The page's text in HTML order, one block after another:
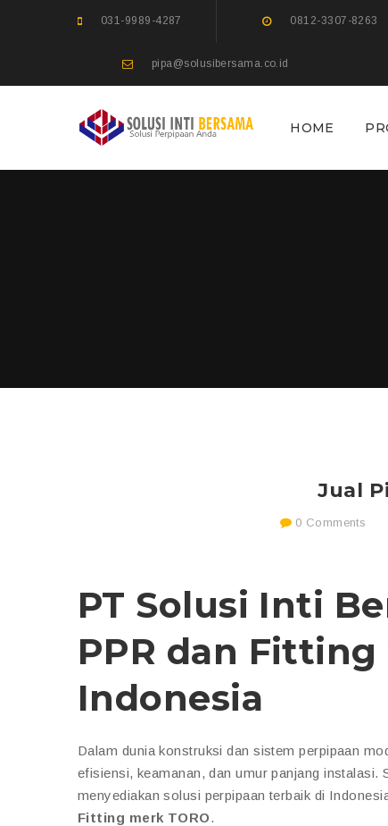
031-9989-4287 0812-3307-8263
pipa@solusibersama.co.id
HOME
Jual
0 Comments
PT Solusi Inti
PPR dan
Indonesia
Dalam dunia konstruksi dan sistem perpipaan
efisiensi, keamanan, dan umur panjang instalasi.
menyediakan solusi perpipaan terbaik di
Fitting merk TORO.